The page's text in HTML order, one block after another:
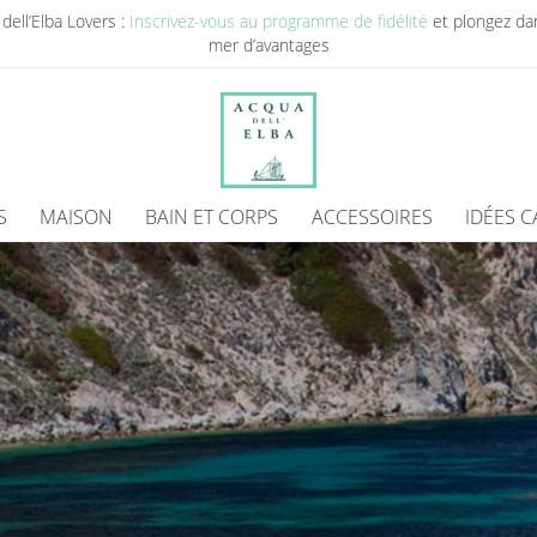
Lovers : Inscrivez-vous au programme de fidélité et plongez
mer d’avantages
MAISON BAIN ET CORPS ACCESSOIRES IDÉES